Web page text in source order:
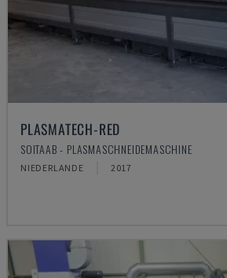
PLASMATECH-RED
SOITAAB - PLASMASCHNEIDEMASCHINE
NIEDERLANDE 2017